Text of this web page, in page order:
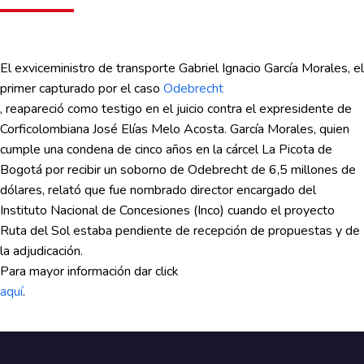
El exviceministro de transporte Gabriel Ignacio García Morales, el
primer capturado por el caso Odebrecht
, reapareció como testigo en el juicio contra el expresidente de
Corficolombiana José Elías Melo Acosta. García Morales, quien
cumple una condena de cinco años en la cárcel La Picota de
Bogotá por recibir un soborno de Odebrecht de 6,5 millones de
dólares, relató que fue nombrado director encargado del
Instituto Nacional de Concesiones (Inco) cuando el proyecto
Ruta del Sol estaba pendiente de recepción de propuestas y de
la adjudicación.
Para mayor información dar click
aquí.